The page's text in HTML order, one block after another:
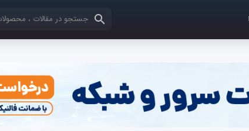
کلمات کلیدی خود را وارد کنید